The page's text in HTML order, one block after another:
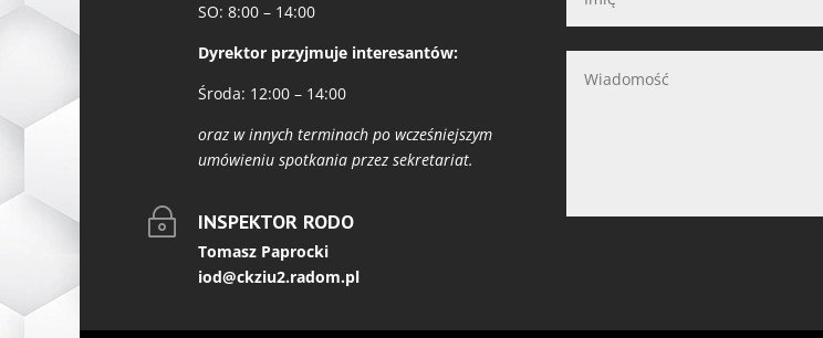
SO: 8:00 – 14:00
Dyrektor przyjmuje interesantów:
Środa: 12:00 – 14:00
oraz w innych terminach po wcześniejszym
umówieniu spotkania przez sekretariat.
~ INSPEKTOR RODO
Tomasz Paprocki
iod@ckziu2.radom.pl